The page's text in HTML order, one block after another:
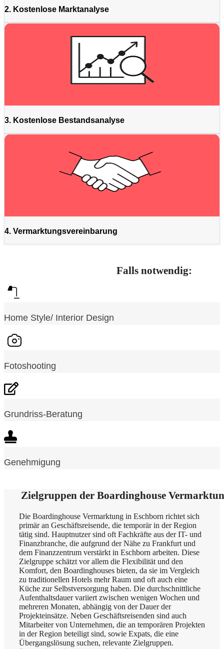
2. Kostenlose Marktanalyse
3. Kostenlose Bestandsanalyse
4. Vermarktungsvereinbarung
Falls notwendig:
Home Style/ Interior Design
Fotoshooting
Grundriss-Beratung
Genehmigung
Zielgruppen der Boardinghouse
Die Boardinghouse Vermarktung in Eschborn richtet sich
primär an Geschäftsreisende, die temporär in der Region
tätig sind. Hauptnutzer sind oft Fachkräfte aus der IT- und
Finanzbranche, die aufgrund der Nähe zu Frankfurt und
dem Finanzzentrum verstärkt in Eschborn arbeiten. Diese
Zielgruppe schätzt vor allem die Flexibilität und den
Komfort, den Boardinghouses bieten, da sie im Vergleich
zu traditionellen Hotels mehr Raum und oft auch eine
Küche zur Selbstversorgung haben. Die durchschnittliche
Aufenthaltsdauer variiert zwischen wenigen Wochen und
mehreren Monaten, abhängig von der Dauer der
Projekteinsätze. Neben Geschäftsreisenden sind auch
Mitarbeiter von Unternehmen, die an temporären Projekten
in der Region beteiligt sind, sowie Expats, die eine
Übergangslösung suchen, relevante Zielgruppen.